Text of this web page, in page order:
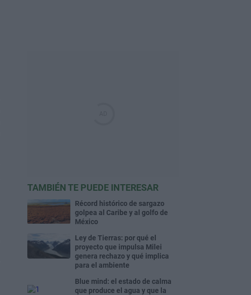
TAMBIÉN TE PUEDE INTERESAR
Récord histórico de sargazo
golpea al Caribe y al golfo de
México
Ley de Tierras: por qué el
proyecto que impulsa Milei
genera rechazo y qué implica
para el ambiente
Blue mind: el estado de calma
que produce el agua y que la